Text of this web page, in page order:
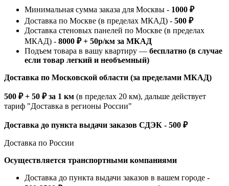
Минимальная сумма заказа для Москвы - 1000 ₽
Доставка по Москве (в пределах МКАД) - 500 ₽
Доставка стеновых панелей по Москве (в пределах
МКАД) - 8000 ₽ + 50р/км за МКАД
Подъем товара в вашу квартиру — бесплатно (в случае
если товар легкий и необъемный)
Доставка по Московской области (за пределами МКАД)
500 ₽ + 50 ₽ за 1 км (в пределах 20 км), дальше действует
тариф "Доставка в регионы России"
Доставка до пункта выдачи заказов СДЭК - 500 ₽
Доставка по России
Осуществляется транспортными компаниями
Доставка до пункта выдачи заказов в вашем городе -